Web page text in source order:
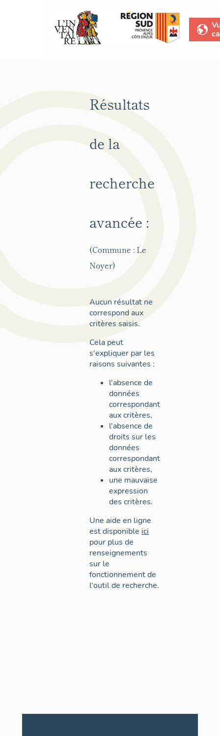
Résultats
de la
recherche
avancée :
(Commune : Le
Noyer)
Aucun résultat ne
correspond aux
critères saisis.
Cela peut
s'expliquer par les
raisons suivantes :
l'absence de
données
correspondant
aux critères,
l'absence de
droits sur les
données
correspondant
aux critères,
une mauvaise
expression
des critères.
Une aide en ligne
est disponible ici
pour plus de
renseignements
sur le
fonctionnement de
l'outil de recherche.